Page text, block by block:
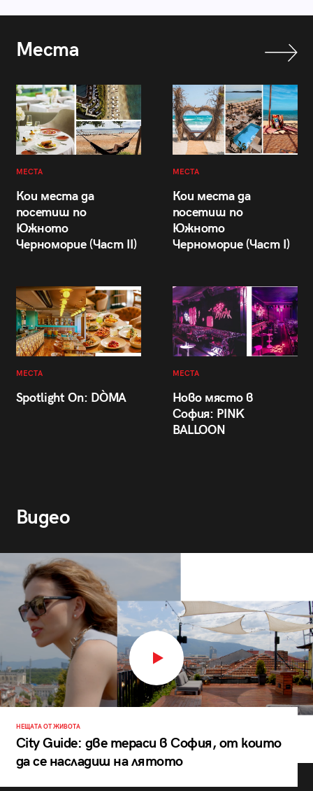
Места
МЕСТА
Кои места да
посетиш по
Южното
Черноморие (Част II)
МЕСТА
Кои места да
посетиш по
Южното
Черноморие (Част I)
МЕСТА
Spotlight On: DÒMA
МЕСТА
Ново място в
София: PINK
BALLOON
Видео
НЕЩАТА ОТ ЖИВОТА
City Guide: две тераси в София, от които
да се насладиш на лятото